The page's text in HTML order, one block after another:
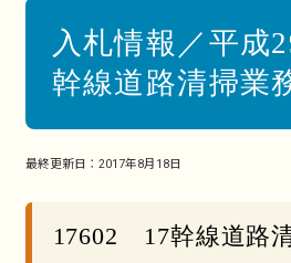
入札情報／平
幹線道路清掃業
最終更新日： 2017年8月18日
17602 17幹線道路